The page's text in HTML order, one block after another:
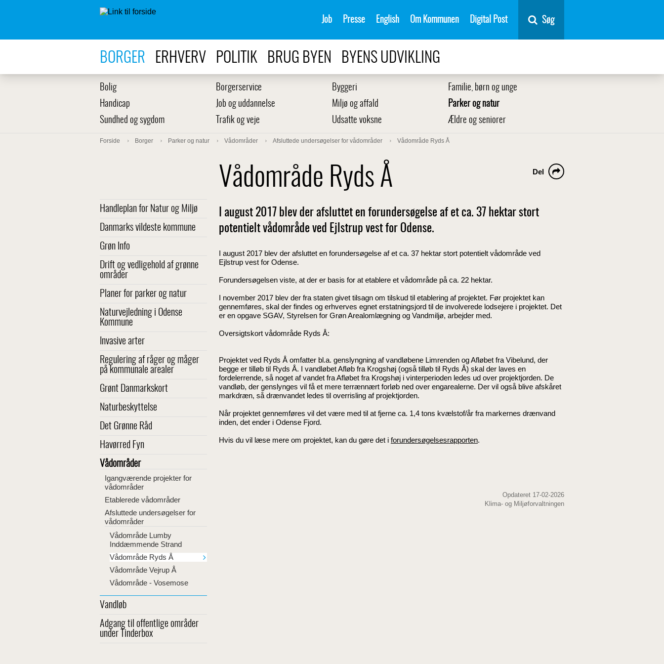
Job Presse English Om Kommunen Digital Post Søg
BORGER ERHVERV POLITIK BRUG BYEN BYENS UDVIKLING
Bolig Borgerservice Byggeri
Familie, børn og unge
Handicap
Job og uddannelse Miljø og affald
Parker og natur
Sundhed og sygdom
Trafik og veje Udsatte voksne Ældre og seniorer
Forside Borger Parker og natur Vådområder Afsluttede undersøgelser for vådområder Vådområde Ryds Å
Handleplan for Natur og Miljø
Danmarks vildeste kommune
Grøn Info
Drift og vedligehold af grønne
områder
Planer for parker og natur
Naturvejledning i Odense
Kommune
Invasive arter
Regulering af råger og måger
på kommunale arealer
Grønt Danmarkskort
Naturbeskyttelse
Det Grønne Råd
Havørred Fyn
Vådområder
Igangværende projekter for
vådområder
Etablerede vådområder
Afsluttede undersøgelser for
vådområder
Vådområde Lumby
Inddæmmende Strand
Vådområde Ryds Å
Vådområde Vejrup Å
Vådområde - Vosemose
Vandløb
Adgang til offentlige områder
under Tinderbox
Vådområde Ryds Å Del
I august 2017 blev der afsluttet en forundersøgelse af et ca. 37 hektar stort
potentielt vådområde ved Ejlstrup vest for Odense.
I august 2017 blev der afsluttet en forundersøgelse af et ca. 37 hektar stort potentielt vådområde ved
Ejlstrup vest for Odense.
Forundersøgelsen viste, at der er basis for at etablere et vådområde på ca. 22 hektar.
I november 2017 blev der fra staten givet tilsagn om tilskud til etablering af projektet. Før projektet kan
gennemføres, skal der findes og erhverves egnet erstatningsjord til de involverede lodsejere i projektet. Det
er en opgave SGAV, Styrelsen for Grøn Arealomlægning og Vandmiljø, arbejder med.
Oversigtskort vådområde Ryds Å:
Projektet ved Ryds Å omfatter bl.a. genslyngning af vandløbene Limrenden og Afløbet fra Vibelund, der
begge er tilløb til Ryds Å. I vandløbet Afløb fra Krogshøj (også tilløb til Ryds Å) skal der laves en
fordelerrende, så noget af vandet fra Afløbet fra Krogshøj i vinterperioden ledes ud over projektjorden. De
vandløb, der genslynges vil få et mere terrænnært forløb ned over engarealerne. Der vil også blive afskåret
markdræn, så drænvandet ledes til overrisling af projektjorden.
Når projektet gennemføres vil det være med til at fjerne ca. 1,4 tons kvælstof/år fra markernes drænvand
inden, det ender i Odense Fjord.
Hvis du vil læse mere om projektet, kan du gøre det i forundersøgelsesrapporten.
Opdateret 17-02-2026
Klima- og Miljøforvaltningen